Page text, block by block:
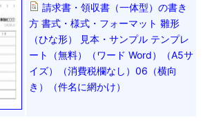
請求書・領収書（一体型）の書き
方 書式・様式・フォーマット 雛形
（ひな形） 見本・サンプル テンプレ
ート（無料）（ワード Word）（A5サ
イズ）（消費税欄なし）06（横向
き）（件名に網かけ）